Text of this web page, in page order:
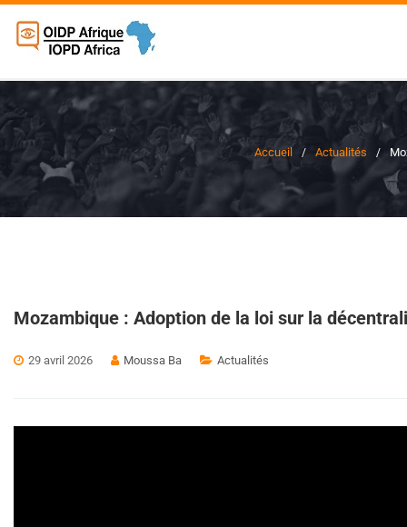
Accueil Actualités
Mozambique : Adoption de la loi sur la
29 avril 2026 Moussa Ba Actualités